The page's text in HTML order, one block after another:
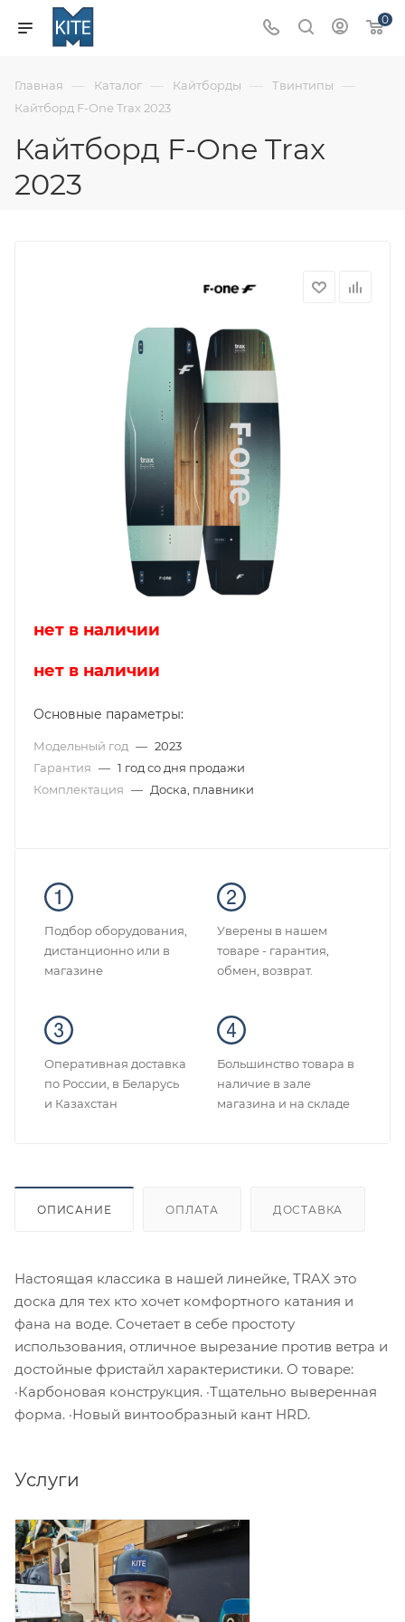
0
Главная — Каталог — Кайтборды — Твинтипы —
Кайтборд F-One Trax 2023
Кайтборд F-One Trax
2023
нет в наличии
нет в наличии
Основные параметры:
Модельный год — 2023
Гарантия — 1 год со дня продажи
Комплектация — Доска, плавники
Подбор оборудования,
дистанционно или в
магазине
Уверены в нашем
товаре - гарантия,
обмен, возврат.
Оперативная доставка
по России, в Беларусь
и Казахстан
Большинство товара в
наличие в зале
магазина и на складе
ОПИСАНИЕ ОПЛАТА ДОСТАВКА
Настоящая классика в нашей линейке, TRAX это
доска для тех кто хочет комфортного катания и
фана на воде. Сочетает в себе простоту
использования, отличное вырезание против ветра и
достойные фристайл характеристики. О товаре:
·Карбоновая конструкция. ·Тщательно выверенная
форма. ·Новый винтообразный кант HRD.
Услуги